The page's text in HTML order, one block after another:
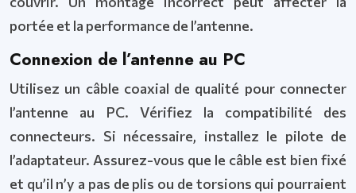
portée et la performance de l’antenne.
Connexion de l’antenne au PC
Utilisez un câble coaxial de qualité pour connecter
l’antenne au PC. Vérifiez la compatibilité des
connecteurs. Si nécessaire, installez le pilote de
l’adaptateur. Assurez-vous que le câble est bien fixé
et qu’il n’y a pas de plis ou de torsions qui pourraient